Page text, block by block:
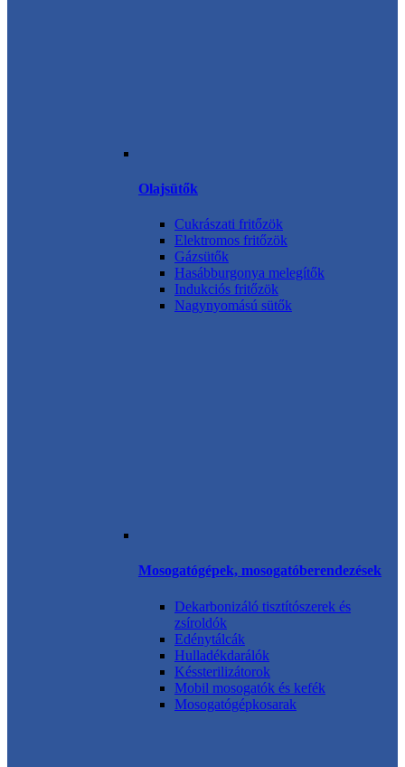
Olajsütők
Cukrászati fritőzök
Elektromos fritőzök
Gázsütők
Hasábburgonya melegítők
Indukciós fritőzök
Nagynyomású sütők
Mosogatógépek, mosogatóberendezések
Dekarbonizáló tisztítószerek és
zsíroldók
Edénytálcák
Hulladékdarálók
Késsterilizátorok
Mobil mosogatók és kefék
Mosogatógépkosarak